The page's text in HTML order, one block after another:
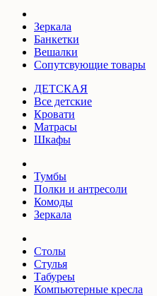
Зеркала
Банкетки
Вешалки
Сопутсвующие товары
ДЕТСКАЯ
Все детские
Кровати
Матрасы
Шкафы
Тумбы
Полки и антресоли
Комоды
Зеркала
Столы
Стулья
Табуреы
Компьютерные кресла